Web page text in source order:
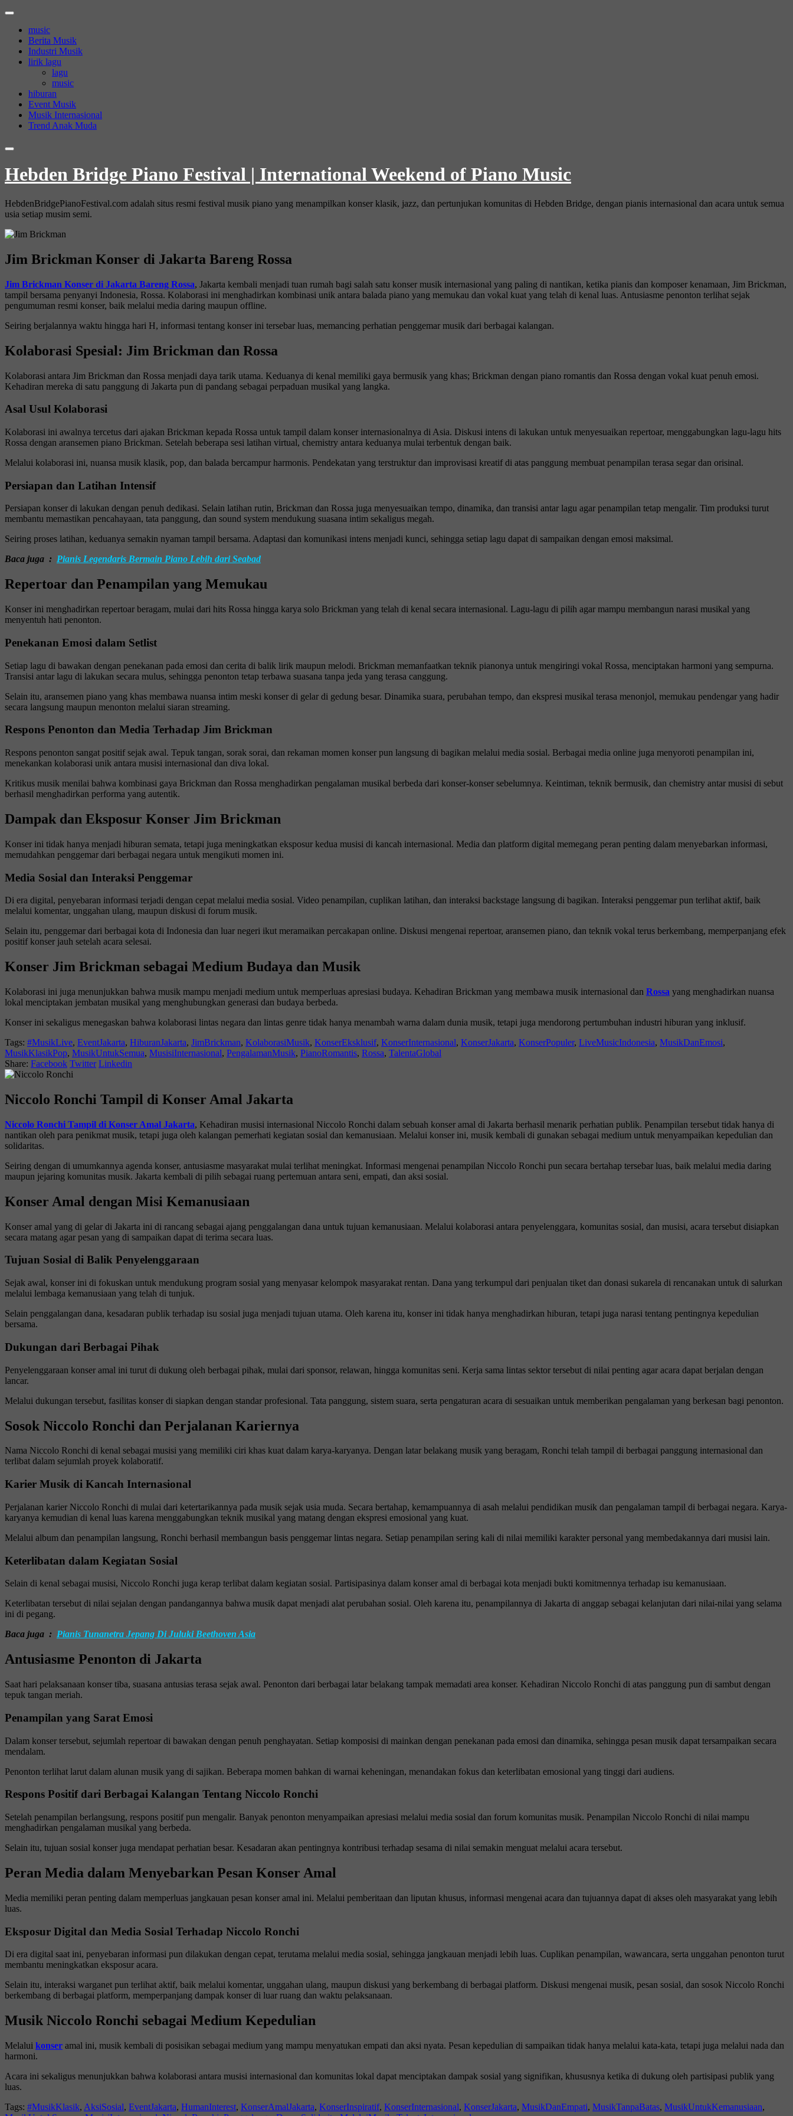
Skip
contentmusic
Berita Musik
Industri Musik
lirik lagu
lagu
music
hiburan
Event Musik
Musik Internasional
Trend Anak Muda
Hebden Bridge Piano Festival | International Weekend of Piano Music
HebdenBridgePianoFestival.com adalah situs resmi festival musik piano yang menampilkan konser klasik, jazz, dan pertunjukan komunitas di Hebden Bridge, dengan pianis internasional dan acara untuk semua
usia setiap musim semi.
Jim Brickman Konser di Jakarta Bareng Rossa
Jim Brickman Konser di Jakarta Bareng Rossa, Jakarta kembali menjadi tuan rumah bagi salah satu konser musik internasional yang paling di nantikan, ketika pianis dan komposer kenamaan, Jim Brickman,
tampil bersama penyanyi Indonesia, Rossa. Kolaborasi ini menghadirkan kombinasi unik antara balada piano yang memukau dan vokal kuat yang telah di kenal luas. Antusiasme penonton terlihat sejak
pengumuman resmi konser, baik melalui media daring maupun offline.
Seiring berjalannya waktu hingga hari H, informasi tentang konser ini tersebar luas, memancing perhatian penggemar musik dari berbagai kalangan.
Kolaborasi Spesial: Jim Brickman dan Rossa
Kolaborasi antara Jim Brickman dan Rossa menjadi daya tarik utama. Keduanya di kenal memiliki gaya bermusik yang khas; Brickman dengan piano romantis dan Rossa dengan vokal kuat penuh emosi.
Kehadiran mereka di satu panggung di Jakarta pun di pandang sebagai perpaduan musikal yang langka.
Asal Usul Kolaborasi
Kolaborasi ini awalnya tercetus dari ajakan Brickman kepada Rossa untuk tampil dalam konser internasionalnya di Asia. Diskusi intens di lakukan untuk menyesuaikan repertoar, menggabungkan lagu-lagu hits
Rossa dengan aransemen piano Brickman. Setelah beberapa sesi latihan virtual, chemistry antara keduanya mulai terbentuk dengan baik.
Melalui kolaborasi ini, nuansa musik klasik, pop, dan balada bercampur harmonis. Pendekatan yang terstruktur dan improvisasi kreatif di atas panggung membuat penampilan terasa segar dan orisinal.
Persiapan dan Latihan Intensif
Persiapan konser di lakukan dengan penuh dedikasi. Selain latihan rutin, Brickman dan Rossa juga menyesuaikan tempo, dinamika, dan transisi antar lagu agar penampilan tetap mengalir. Tim produksi turut
membantu memastikan pencahayaan, tata panggung, dan sound system mendukung suasana intim sekaligus megah.
Seiring proses latihan, keduanya semakin nyaman tampil bersama. Adaptasi dan komunikasi intens menjadi kunci, sehingga setiap lagu dapat di sampaikan dengan emosi maksimal.
Baca juga : Pianis Legendaris Bermain Piano Lebih dari Seabad
Repertoar dan Penampilan yang Memukau
Konser ini menghadirkan repertoar beragam, mulai dari hits Rossa hingga karya solo Brickman yang telah di kenal secara internasional. Lagu-lagu di pilih agar mampu membangun narasi musikal yang
menyentuh hati penonton.
Penekanan Emosi dalam Setlist
Setiap lagu di bawakan dengan penekanan pada emosi dan cerita di balik lirik maupun melodi. Brickman memanfaatkan teknik pianonya untuk mengiringi vokal Rossa, menciptakan harmoni yang sempurna.
Transisi antar lagu di lakukan secara mulus, sehingga penonton tetap terbawa suasana tanpa jeda yang terasa canggung.
Selain itu, aransemen piano yang khas membawa nuansa intim meski konser di gelar di gedung besar. Dinamika suara, perubahan tempo, dan ekspresi musikal terasa menonjol, memukau pendengar yang hadir
secara langsung maupun menonton melalui siaran streaming.
Respons Penonton dan Media Terhadap Jim Brickman
Respons penonton sangat positif sejak awal. Tepuk tangan, sorak sorai, dan rekaman momen konser pun langsung di bagikan melalui media sosial. Berbagai media online juga menyoroti penampilan ini,
menekankan kolaborasi unik antara musisi internasional dan diva lokal.
Kritikus musik menilai bahwa kombinasi gaya Brickman dan Rossa menghadirkan pengalaman musikal berbeda dari konser-konser sebelumnya. Keintiman, teknik bermusik, dan chemistry antar musisi di sebut
berhasil menghadirkan performa yang autentik.
Dampak dan Eksposur Konser Jim Brickman
Konser ini tidak hanya menjadi hiburan semata, tetapi juga meningkatkan eksposur kedua musisi di kancah internasional. Media dan platform digital memegang peran penting dalam menyebarkan informasi,
memudahkan penggemar dari berbagai negara untuk mengikuti momen ini.
Media Sosial dan Interaksi Penggemar
Di era digital, penyebaran informasi terjadi dengan cepat melalui media sosial. Video penampilan, cuplikan latihan, dan interaksi backstage langsung di bagikan. Interaksi penggemar pun terlihat aktif, baik
melalui komentar, unggahan ulang, maupun diskusi di forum musik.
Selain itu, penggemar dari berbagai kota di Indonesia dan luar negeri ikut meramaikan percakapan online. Diskusi mengenai repertoar, aransemen piano, dan teknik vokal terus berkembang, memperpanjang efek
positif konser jauh setelah acara selesai.
Konser Jim Brickman sebagai Medium Budaya dan Musik
Kolaborasi ini juga menunjukkan bahwa musik mampu menjadi medium untuk memperluas apresiasi budaya. Kehadiran Brickman yang membawa musik internasional dan Rossa yang menghadirkan nuansa
lokal menciptakan jembatan musikal yang menghubungkan generasi dan budaya berbeda.
Konser ini sekaligus menegaskan bahwa kolaborasi lintas negara dan lintas genre tidak hanya menambah warna dalam dunia musik, tetapi juga mendorong pertumbuhan industri hiburan yang inklusif.
Tags: #MusikLive, EventJakarta, HiburanJakarta, JimBrickman, KolaborasiMusik, KonserEksklusif, KonserInternasional, KonserJakarta, KonserPopuler, LiveMusicIndonesia, MusikDanEmosi,
MusikKlasikPop, MusikUntukSemua, MusisiInternasional, PengalamanMusik, PianoRomantis, Rossa, TalentaGlobal
Share: Facebook Twitter Linkedin
Niccolo Ronchi Tampil di Konser Amal Jakarta
Niccolo Ronchi Tampil di Konser Amal Jakarta, Kehadiran musisi internasional Niccolo Ronchi dalam sebuah konser amal di Jakarta berhasil menarik perhatian publik. Penampilan tersebut tidak hanya di
nantikan oleh para penikmat musik, tetapi juga oleh kalangan pemerhati kegiatan sosial dan kemanusiaan. Melalui konser ini, musik kembali di gunakan sebagai medium untuk menyampaikan kepedulian dan
solidaritas.
Seiring dengan di umumkannya agenda konser, antusiasme masyarakat mulai terlihat meningkat. Informasi mengenai penampilan Niccolo Ronchi pun secara bertahap tersebar luas, baik melalui media daring
maupun jejaring komunitas musik. Jakarta kembali di pilih sebagai ruang pertemuan antara seni, empati, dan aksi sosial.
Konser Amal dengan Misi Kemanusiaan
Konser amal yang di gelar di Jakarta ini di rancang sebagai ajang penggalangan dana untuk tujuan kemanusiaan. Melalui kolaborasi antara penyelenggara, komunitas sosial, dan musisi, acara tersebut disiapkan
secara matang agar pesan yang di sampaikan dapat di terima secara luas.
Tujuan Sosial di Balik Penyelenggaraan
Sejak awal, konser ini di fokuskan untuk mendukung program sosial yang menyasar kelompok masyarakat rentan. Dana yang terkumpul dari penjualan tiket dan donasi sukarela di rencanakan untuk di salurkan
melalui lembaga kemanusiaan yang telah di tunjuk.
Selain penggalangan dana, kesadaran publik terhadap isu sosial juga menjadi tujuan utama. Oleh karena itu, konser ini tidak hanya menghadirkan hiburan, tetapi juga narasi tentang pentingnya kepedulian
bersama.
Dukungan dari Berbagai Pihak
Penyelenggaraan konser amal ini turut di dukung oleh berbagai pihak, mulai dari sponsor, relawan, hingga komunitas seni. Kerja sama lintas sektor tersebut di nilai penting agar acara dapat berjalan dengan
lancar.
Melalui dukungan tersebut, fasilitas konser di siapkan dengan standar profesional. Tata panggung, sistem suara, serta pengaturan acara di sesuaikan untuk memberikan pengalaman yang berkesan bagi penonton.
Sosok Niccolo Ronchi dan Perjalanan Kariernya
Nama Niccolo Ronchi di kenal sebagai musisi yang memiliki ciri khas kuat dalam karya-karyanya. Dengan latar belakang musik yang beragam, Ronchi telah tampil di berbagai panggung internasional dan
terlibat dalam sejumlah proyek kolaboratif.
Karier Musik di Kancah Internasional
Perjalanan karier Niccolo Ronchi di mulai dari ketertarikannya pada musik sejak usia muda. Secara bertahap, kemampuannya di asah melalui pendidikan musik dan pengalaman tampil di berbagai negara. Karya-
karyanya kemudian di kenal luas karena menggabungkan teknik musikal yang matang dengan ekspresi emosional yang kuat.
Melalui album dan penampilan langsung, Ronchi berhasil membangun basis penggemar lintas negara. Setiap penampilan sering kali di nilai memiliki karakter personal yang membedakannya dari musisi lain.
Keterlibatan dalam Kegiatan Sosial
Selain di kenal sebagai musisi, Niccolo Ronchi juga kerap terlibat dalam kegiatan sosial. Partisipasinya dalam konser amal di berbagai kota menjadi bukti komitmennya terhadap isu kemanusiaan.
Keterlibatan tersebut di nilai sejalan dengan pandangannya bahwa musik dapat menjadi alat perubahan sosial. Oleh karena itu, penampilannya di Jakarta di anggap sebagai kelanjutan dari nilai-nilai yang selama
ini di pegang.
Baca juga : Pianis Tunanetra Jepang Di Juluki Beethoven Asia
Antusiasme Penonton di Jakarta
Saat hari pelaksanaan konser tiba, suasana antusias terasa sejak awal. Penonton dari berbagai latar belakang tampak memadati area konser. Kehadiran Niccolo Ronchi di atas panggung pun di sambut dengan
tepuk tangan meriah.
Penampilan yang Sarat Emosi
Dalam konser tersebut, sejumlah repertoar di bawakan dengan penuh penghayatan. Setiap komposisi di mainkan dengan penekanan pada emosi dan dinamika, sehingga pesan musik dapat tersampaikan secara
mendalam.
Penonton terlihat larut dalam alunan musik yang di sajikan. Beberapa momen bahkan di warnai keheningan, menandakan fokus dan keterlibatan emosional yang tinggi dari audiens.
Respons Positif dari Berbagai Kalangan Tentang Niccolo Ronchi
Setelah penampilan berlangsung, respons positif pun mengalir. Banyak penonton menyampaikan apresiasi melalui media sosial dan forum komunitas musik. Penampilan Niccolo Ronchi di nilai mampu
menghadirkan pengalaman musikal yang berbeda.
Selain itu, tujuan sosial konser juga mendapat perhatian besar. Kesadaran akan pentingnya kontribusi terhadap sesama di nilai semakin menguat melalui acara tersebut.
Peran Media dalam Menyebarkan Pesan Konser Amal
Media memiliki peran penting dalam memperluas jangkauan pesan konser amal ini. Melalui pemberitaan dan liputan khusus, informasi mengenai acara dan tujuannya dapat di akses oleh masyarakat yang lebih
luas.
Eksposur Digital dan Media Sosial Terhadap Niccolo Ronchi
Di era digital saat ini, penyebaran informasi pun dilakukan dengan cepat, terutama melalui media sosial, sehingga jangkauan menjadi lebih luas. Cuplikan penampilan, wawancara, serta unggahan penonton turut
membantu meningkatkan eksposur acara.
Selain itu, interaksi warganet pun terlihat aktif, baik melalui komentar, unggahan ulang, maupun diskusi yang berkembang di berbagai platform. Diskusi mengenai musik, pesan sosial, dan sosok Niccolo Ronchi
berkembang di berbagai platform, memperpanjang dampak konser di luar ruang dan waktu pelaksanaan.
Musik Niccolo Ronchi sebagai Medium Kepedulian
Melalui konser amal ini, musik kembali di posisikan sebagai medium yang mampu menyatukan empati dan aksi nyata. Pesan kepedulian di sampaikan tidak hanya melalui kata-kata, tetapi juga melalui nada dan
harmoni.
Acara ini sekaligus menunjukkan bahwa kolaborasi antara musisi internasional dan komunitas lokal dapat menciptakan dampak sosial yang signifikan, khususnya ketika di dukung oleh partisipasi publik yang
luas.
Tags: #MusikKlasik, AksiSosial, EventJakarta, HumanInterest, KonserAmalJakarta, KonserInspiratif, KonserInternasional, KonserJakarta, MusikDanEmpati, MusikTanpaBatas, MusikUntukKemanusiaan,